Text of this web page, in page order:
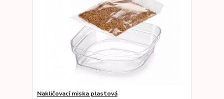
Nakličovací miska plastová